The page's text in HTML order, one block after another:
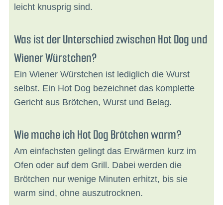
leicht knusprig sind.
Was ist der Unterschied zwischen Hot Dog und
Wiener Würstchen?
Ein Wiener Würstchen ist lediglich die Wurst
selbst. Ein Hot Dog bezeichnet das komplette
Gericht aus Brötchen, Wurst und Belag.
Wie mache ich Hot Dog Brötchen warm?
Am einfachsten gelingt das Erwärmen kurz im
Ofen oder auf dem Grill. Dabei werden die
Brötchen nur wenige Minuten erhitzt, bis sie
warm sind, ohne auszutrocknen.